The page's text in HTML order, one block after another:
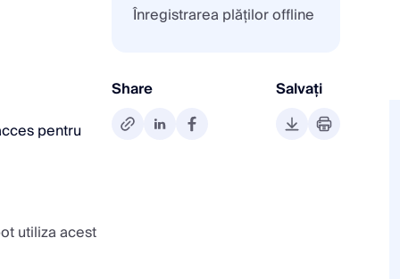
pentru
utiliza acest
Înregistrarea plăților offline
Share Salvați